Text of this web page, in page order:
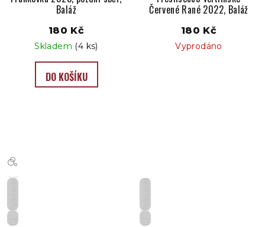
Baláž
180 Kč
Skladem (4 ks)
DO KOŠÍKU
Červené Rané 2022, Baláž
180 Kč
Vyprodáno
CZ CZ